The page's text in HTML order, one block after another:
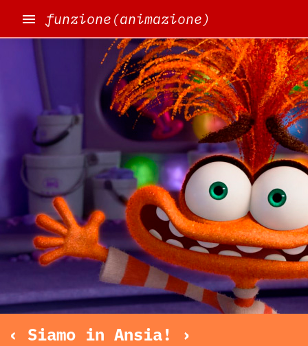
funzione(animazione)
‹ Siamo in Ansia! ›